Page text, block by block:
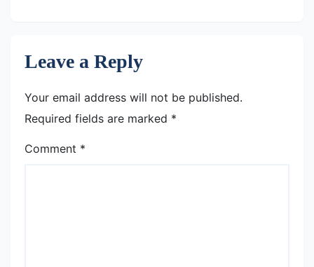
Leave a Reply
Your email address will not be published.
Required fields are marked *
Comment *